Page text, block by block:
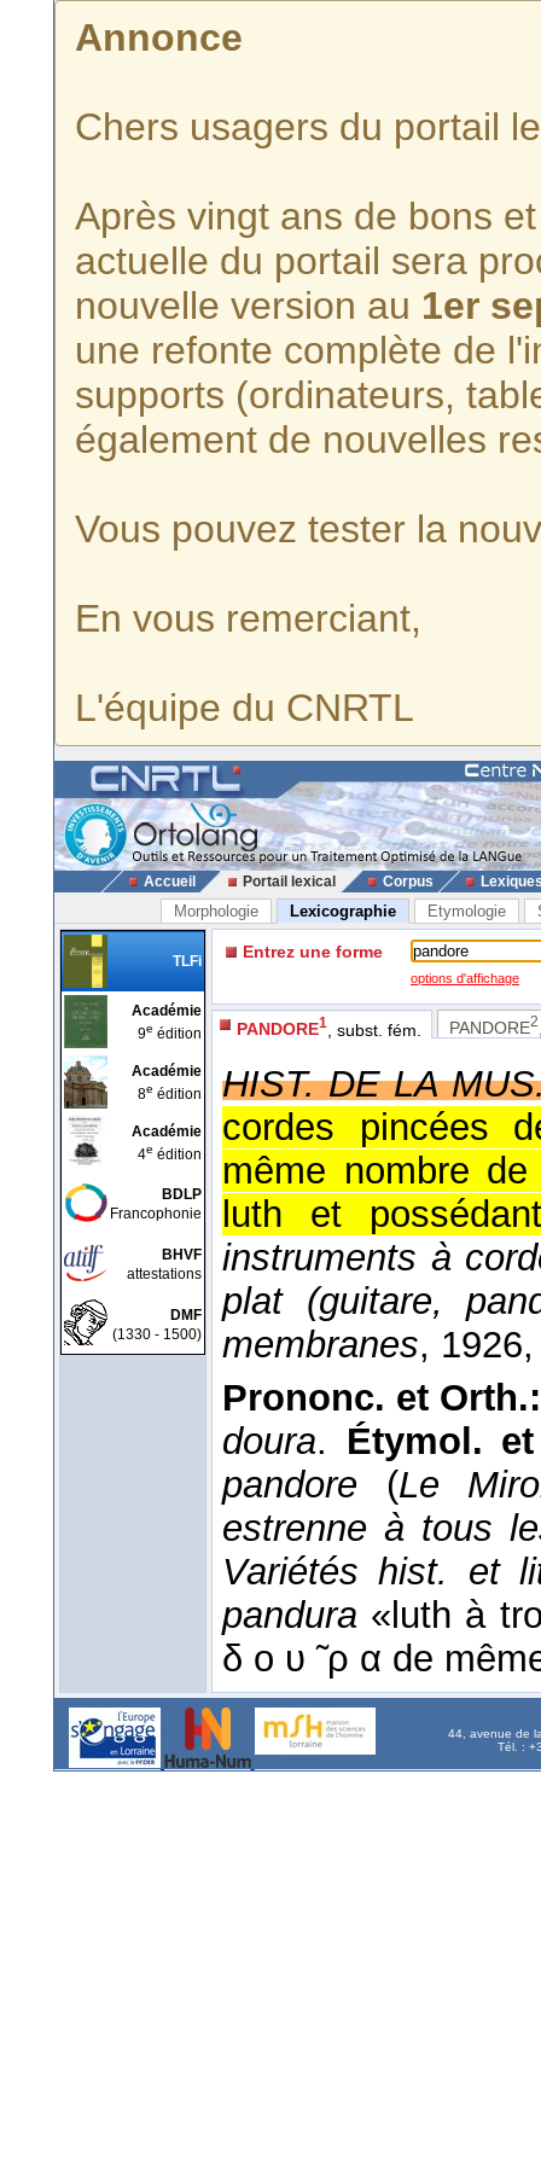
Annonce
Chers usagers du portail
Après vingt ans de bons
actuelle du portail sera
nouvelle version au 1er
une refonte complète de
supports (ordinateurs,
également de nouvelles
Vous pouvez tester la
En vous remerciant,
L'équipe du CNRTL
Accueil Portail lexical Corpus
Morphologie Lexicographie Etymologie
TLFi
Académie
9e édition
Académie
8e édition
Académie
4e édition
BDLP
Francophonie
BHVF
attestations
DMF
(1330 - 1500)
Entrez une forme
options d'affichage
PANDORE1 , subst. fém. PANDORE2
HIST. DE LA
cordes pincées
même nombre
luth et
instruments à
plat (guitare,
membranes, 1926
Prononc. et Orth.:
doura. Étymol.
pandore (Le
estrenne à tous
Variétés hist. et
pandura «luth à
δ ο υ ̃ ρ α de
44, avenue de
Tél. :